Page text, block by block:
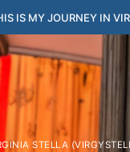
IS MY JOURNEY IN
STELLA